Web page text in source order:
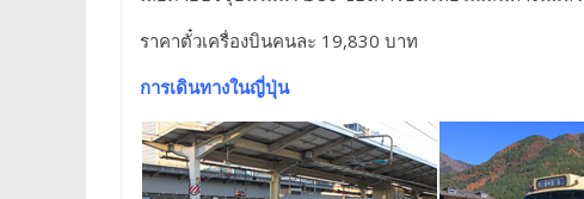
ราคาตั๋วเครื่องบินคนละ 19,830 บาท
การเดินทางในญี่ปุ่น